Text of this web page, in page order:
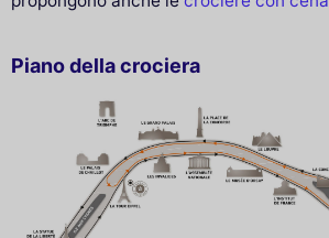
Piano della crociera